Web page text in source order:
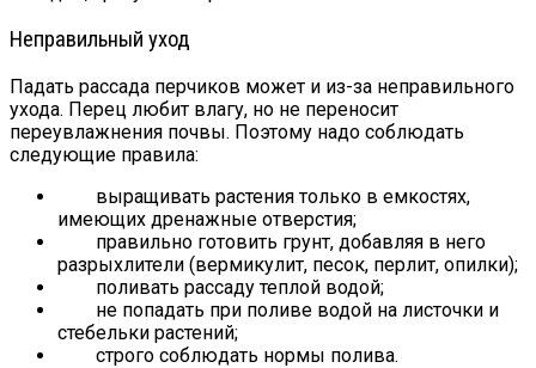
Неправильный уход
Падать рассада перчиков может и из-за неправильного
ухода. Перец любит влагу, но не переносит
переувлажнения почвы. Поэтому надо соблюдать
следующие правила:
выращивать растения только в емкостях,
имеющих дренажные отверстия;
правильно готовить грунт, добавляя в него
разрыхлители (вермикулит, песок, перлит, опилки);
поливать рассаду теплой водой;
не попадать при поливе водой на листочки и
стебельки растений;
строго соблюдать нормы полива.